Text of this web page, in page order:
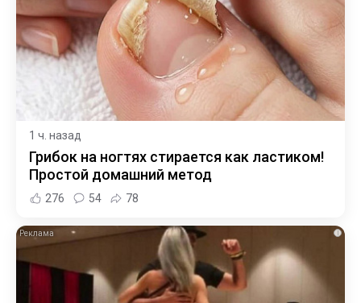
1 ч. назад
Грибок на ногтях стирается как ластиком!
Простой домашний метод
276 54 78
i